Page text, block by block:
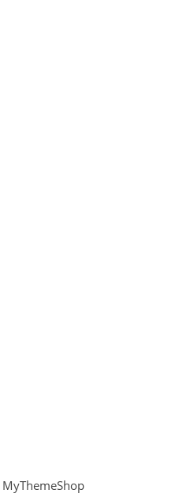
MyThemeShop